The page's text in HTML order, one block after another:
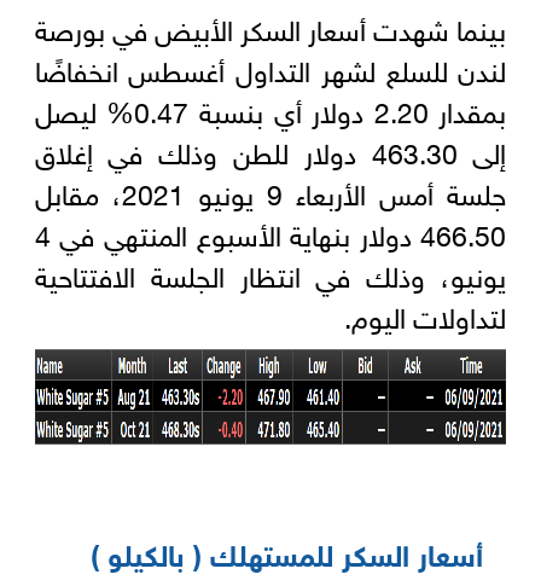
بينما شهدت أسعار السكر الأبيض في بورصة
لندن للسلع لشهر التداول أغسطس انخفاضًا
بمقدار 2.20 دولار أي بنسبة 0.47% ليصل
إلى 463.30 دولار للطن وذلك في إغلاق
جلسة أمس الأربعاء 9 يونيو 2021، مقابل
466.50 دولار بنهاية الأسبوع المنتهي في 4
يونيو، وذلك في انتظار الجلسة الافتتاحية
لتداولات اليوم.
أسعار السكر للمستهلك( بالكيلو )